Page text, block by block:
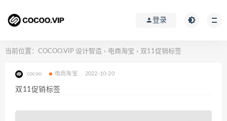
登录
当前位置： COCOO.VIP 设计智造 > 电商淘宝 > 双11促销标签
cocoo 电商淘宝 2022-10-20
双11促销标签